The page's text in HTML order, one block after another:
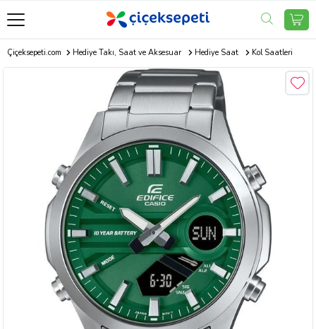
Çiçeksepeti.com Hediye Takı, Saat ve Aksesuar Hediye Saat Kol Saatleri